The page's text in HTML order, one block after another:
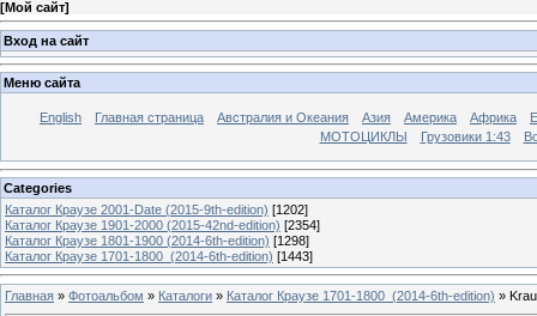
[Мой сайт]
Вход на сайт
Меню сайта
English Главная страница Австралия и Океания Азия Америка Африка
МОТОЦИКЛЫ
Грузовики 1:43
Categories
Каталог Краузе 2001-Date (2015-9th-edition) [1202]
Каталог Краузе 1901-2000 (2015-42nd-edition) [2354]
Каталог Краузе 1801-1900 (2014-6th-edition) [1298]
Каталог Краузе 1701-1800_(2014-6th-edition) [1443]
Главная » Фотоальбом » Каталоги » Каталог Краузе 1701-1800_(2014-6th-edition) »